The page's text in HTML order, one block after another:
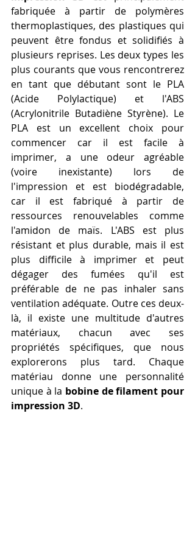
fabriquée à partir de polymères
thermoplastiques, des plastiques qui
peuvent être fondus et solidifiés à
plusieurs reprises. Les deux types les
plus courants que vous rencontrerez
en tant que débutant sont le PLA
(Acide Polylactique) et l'ABS
(Acrylonitrile Butadiène Styrène). Le
PLA est un excellent choix pour
commencer car il est facile à
imprimer, a une odeur agréable
(voire inexistante) lors de
l'impression et est biodégradable,
car il est fabriqué à partir de
ressources renouvelables comme
l'amidon de maïs. L'ABS est plus
résistant et plus durable, mais il est
plus difficile à imprimer et peut
dégager des fumées qu'il est
préférable de ne pas inhaler sans
ventilation adéquate. Outre ces deux-
là, il existe une multitude d'autres
matériaux, chacun avec ses
propriétés spécifiques, que nous
explorerons plus tard. Chaque
matériau donne une personnalité
unique à la bobine de filament pour
impression 3D.